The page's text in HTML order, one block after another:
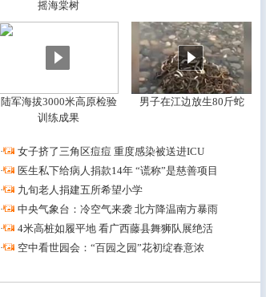
摇海棠树
陆军海拔3000米高原检验
训练成果
男子在江边放生80斤蛇
·
女子挤了三角区痘痘 重度感染被送进ICU
·
医生私下给病人捐款14年 “谎称”是慈善项目
·
九旬老人捐建五所希望小学
·
中央气象台：冷空气来袭 北方降温南方暴雨
·
4米高桩如履平地 看广西藤县舞狮队展绝活
·
空中看世园会：“百园之园”花初绽春意浓